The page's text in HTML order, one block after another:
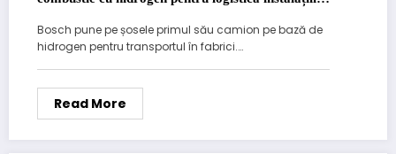
Bosch pune pe șosele primul său camion pe bază de
hidrogen pentru transportul în fabrici.…
Read More